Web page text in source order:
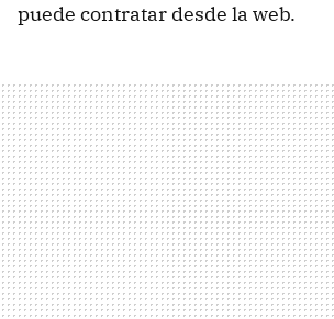
puede contratar desde la web.